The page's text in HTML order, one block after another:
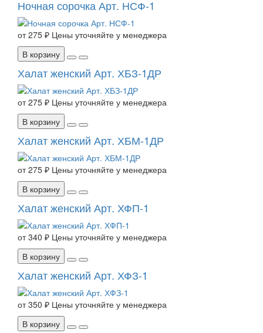
Ночная сорочка Арт. НСФ-1
от 275 ₽ Цены уточняйте у менеджера
В корзину
Халат женский Арт. ХБЗ-1ДР
от 275 ₽ Цены уточняйте у менеджера
В корзину
Халат женский Арт. ХБМ-1ДР
от 275 ₽ Цены уточняйте у менеджера
В корзину
Халат женский Арт. ХФП-1
от 340 ₽ Цены уточняйте у менеджера
В корзину
Халат женский Арт. ХФЗ-1
от 350 ₽ Цены уточняйте у менеджера
В корзину